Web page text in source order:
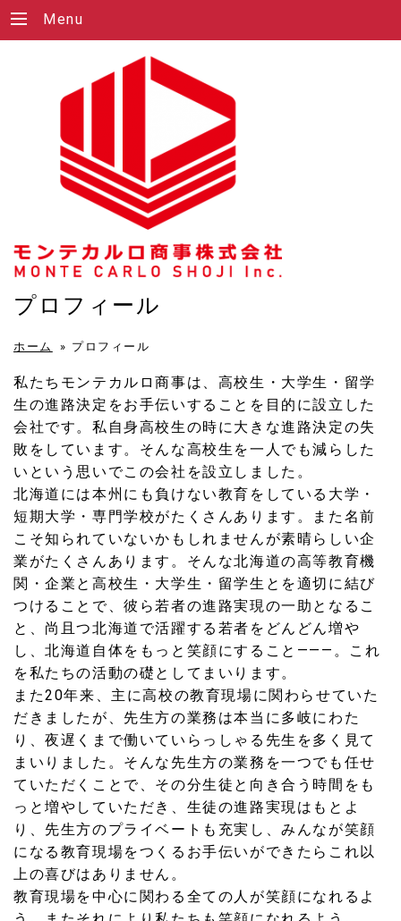
Menu
プロフィール
ホーム » プロフィール
私たちモンテカルロ商事は、高校生・大学生・留学
生の進路決定をお手伝いすることを目的に設立した
会社です。私自身高校生の時に大きな進路決定の失
敗をしています。そんな高校生を一人でも減らした
いという思いでこの会社を設立しました。
北海道には本州にも負けない教育をしている大学・
短期大学・専門学校がたくさんあります。また名前
こそ知られていないかもしれませんが素晴らしい企
業がたくさんあります。そんな北海道の高等教育機
関・企業と高校生・大学生・留学生とを適切に結び
つけることで、彼ら若者の進路実現の一助となるこ
と、尚且つ北海道で活躍する若者をどんどん増や
し、北海道自体をもっと笑顔にすること———。これ
を私たちの活動の礎としてまいります。
また20年来、主に高校の教育現場に関わらせていた
だきましたが、先生方の業務は本当に多岐にわた
り、夜遅くまで働いていらっしゃる先生を多く見て
まいりました。そんな先生方の業務を一つでも任せ
ていただくことで、その分生徒と向き合う時間をも
っと増やしていただき、生徒の進路実現はもとよ
り、先生方のプライベートも充実し、みんなが笑顔
になる教育現場をつくるお手伝いができたらこれ以
上の喜びはありません。
教育現場を中心に関わる全ての人が笑顔になれるよ